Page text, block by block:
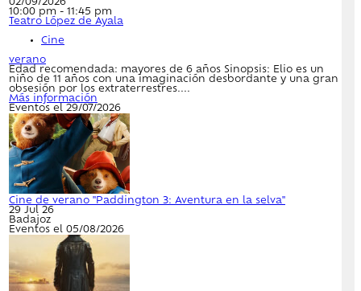
02/09/2026
10:00 pm - 11:45 pm
Teatro López de Ayala
Cine
verano
Edad recomendada: mayores de 6 años Sinopsis: Elio es un
niño de 11 años con una imaginación desbordante y una gran
obsesión por los extraterrestres....
Más información
Eventos el 29/07/2026
Cine de verano "Paddington 3: Aventura en la selva"
29 Jul 26
Badajoz
Eventos el 05/08/2026